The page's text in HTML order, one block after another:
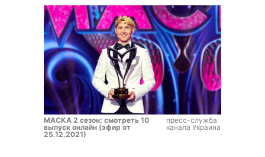
МАСКА 2 сезон: смотреть 10
выпуск онлайн (эфир от
25.12.2021)
пресс-служба
канала Украина